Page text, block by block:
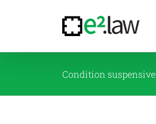
Condition suspensive